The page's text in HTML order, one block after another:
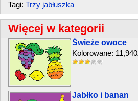
Tagi: Trzy jabłuszka
Więcej w kategorii
Świeże owoce
Kolorowane:
Jabłko i banan